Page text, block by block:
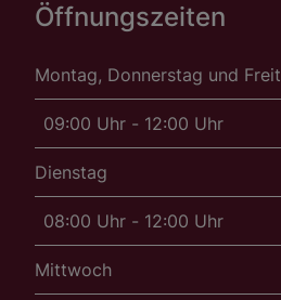
Öffnungszeiten
Montag, Donnerstag und
09:00 Uhr - 12:00 Uhr
Dienstag
08:00 Uhr - 12:00 Uhr
Mittwoch